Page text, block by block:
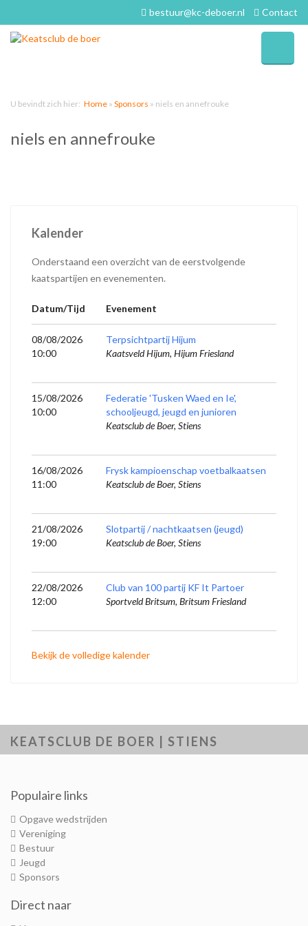
bestuur@kc-deboer.nl Contact
U bevindt zich hier: Home » Sponsors » niels en annefrouke
niels en annefrouke
Kalender
Onderstaand een overzicht van de eerstvolgende
kaatspartijen en evenementen.
Datum/Tijd Evenement
08/08/2026
10:00
Terpsichtpartij Hijum
Kaatsveld Hijum, Hijum Friesland
15/08/2026
10:00
Federatie 'Tusken Waed en Ie',
schooljeugd, jeugd en junioren
Keatsclub de Boer, Stiens
16/08/2026
11:00
Frysk kampioenschap voetbalkaatsen
Keatsclub de Boer, Stiens
21/08/2026
19:00
Slotpartij / nachtkaatsen (jeugd)
Keatsclub de Boer, Stiens
22/08/2026
12:00
Club van 100 partij KF It Partoer
Sportveld Britsum, Britsum Friesland
Bekijk de volledige kalender
KEATSCLUB DE BOER | STIENS
Populaire links
Opgave wedstrijden
Vereniging
Bestuur
Jeugd
Sponsors
Direct naar